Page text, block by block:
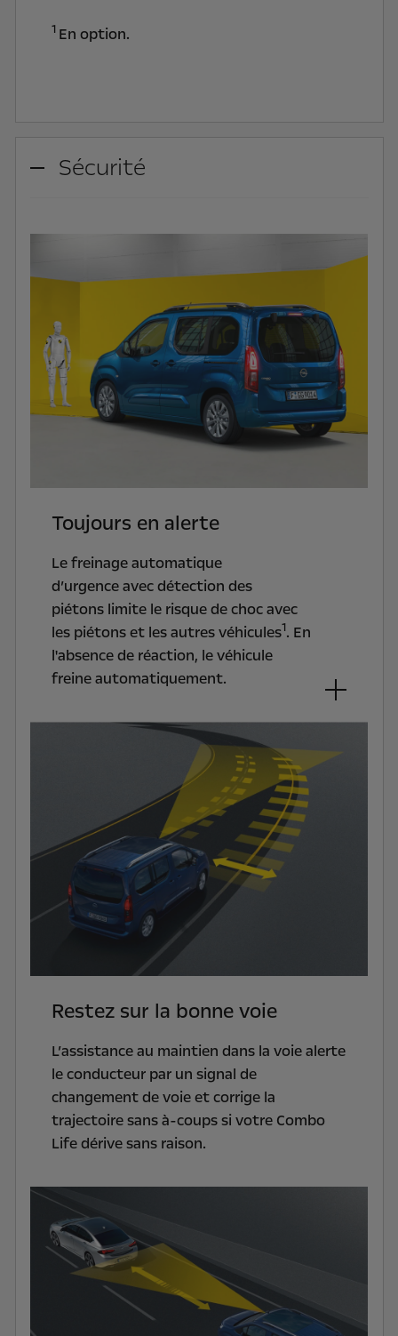
1 En option.
Sécurité
Toujours en alerte
Le freinage automatique
d’urgence avec détection des
piétons limite le risque de choc avec
les piétons et les autres véhicules1. En
l'absence de réaction, le véhicule
freine automatiquement.
Restez sur la bonne voie
L’assistance au maintien dans la voie alerte
le conducteur par un signal de
changement de voieet corrige la
trajectoire sans à-coups si votre Combo
Life dérive sans raison.